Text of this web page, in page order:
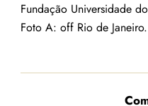
Fundação Universidade
FotoA: off Rio de